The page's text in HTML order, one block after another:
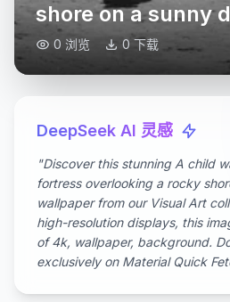
shore on a sunny
0 浏览 0 下载
DeepSeek AI 灵感
"Discover this stunning A child
fortress overlooking a rocky
wallpaper from our Visual Art
high-resolution displays, this
of 4k, wallpaper, background.
exclusively on Material Quick